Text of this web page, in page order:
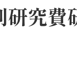
究費